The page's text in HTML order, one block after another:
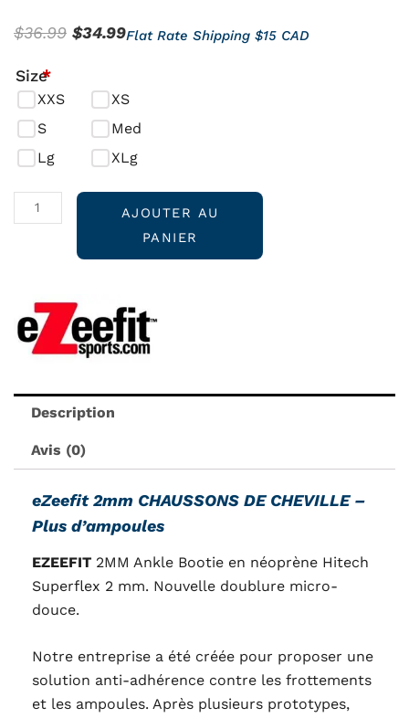
$36.99 Le
était :
$36.99.
$34.99Le
est :
$34.99.
Flat Rate Shipping $15 CAD
Size*
XXS
XS
S
Med
Lg
XLg
quantité
de
2MM
ANKLE
BOOTIE
no
more
AJOUTER AU
PANIER
Description
Avis (0)
eZeefit 2mm CHAUSSONS DE CHEVILLE –
Plus d’ampoules
EZEEFIT 2MM Ankle Bootie en néoprène Hitech
Superflex 2 mm. Nouvelle doublure micro-
douce.
Notre entreprise a été créée pour proposer une
solution anti-adhérence contre les frottements
et les ampoules. Après plusieurs prototypes,